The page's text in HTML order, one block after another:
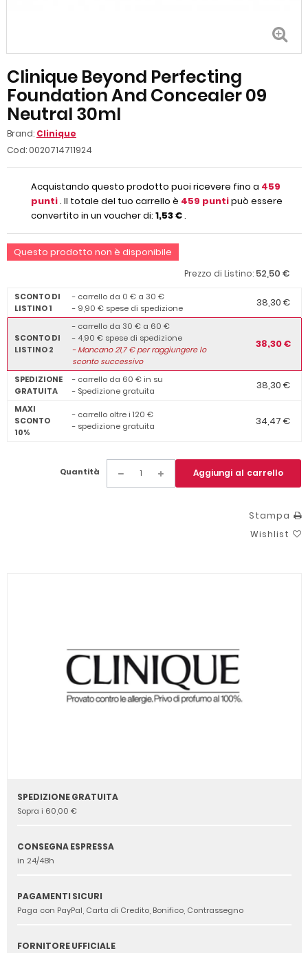
Clinique Beyond Perfecting
Foundation And Concealer 09
Neutral 30ml
Brand: Clinique
Cod: 0020714711924
Acquistando questo prodotto puoi ricevere fino a 459
punti. Il totale del tuo carrello è 459 puntipuò essere
convertito in un voucher di: 1,53 €.
Questo prodotto non è disponibile
Prezzo di Listino: 52,50 €
SCONTO DI
LISTINO 1
- carrello da 0 € a 30 €
- 9,90 € spese di spedizione
38,30 €
SCONTO DI
LISTINO 2
- carrello da 30 € a 60 €
- 4,90 € spese di spedizione
-Mancano21,7€ per raggiungere lo
sconto successivo
38,30 €
SPEDIZIONE
GRATUITA
- carrello da 60 € in su
- Spedizione gratuita
38,30 €
MAXI
SCONTO
10%
- carrello oltre i 120 €
- spedizione gratuita
34,47 €
Quantità Aggiungi al carrello
Stampa
Wishlist
SPEDIZIONE GRATUITA
Sopra i 60,00 €
CONSEGNA ESPRESSA
in 24/48h
PAGAMENTI SICURI
Paga con PayPal, Carta di Credito, Bonifico, Contrassegno
FORNITORE UFFICIALE